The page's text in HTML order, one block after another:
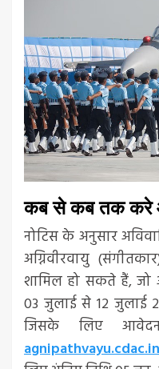
कब से कब तक करे
नोटिस के अनुसार
अग्निवीरवायु
शामिल हो सकते हैं, जो
03 जुलाई से 12 जुलाई
जिसके लिए
agnipathvayu.cdac.in